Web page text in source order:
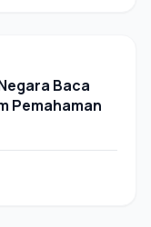
Baca
Pemahaman